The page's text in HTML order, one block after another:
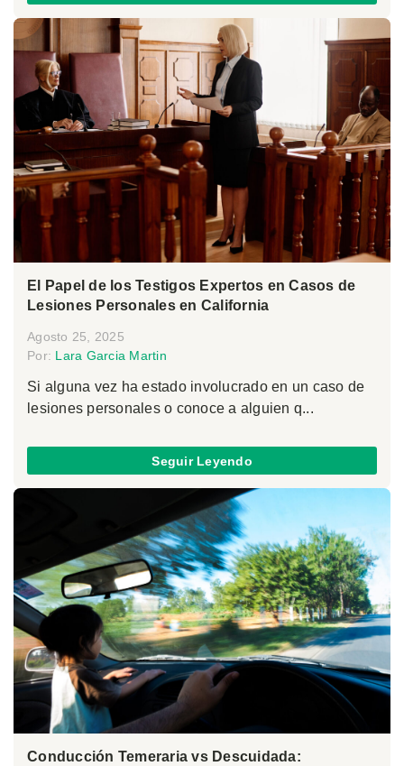
El Papel de los Testigos Expertos en Casos de
Lesiones Personales en California
Agosto 25, 2025
Por: Lara Garcia Martin
Si alguna vez ha estado involucrado en un caso de
lesiones personales o conoce a alguien q...
Seguir Leyendo
Conducción Temeraria vs Descuidada: